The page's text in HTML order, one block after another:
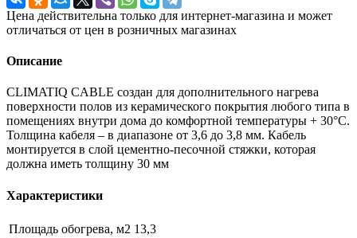
Цена действительна только для интернет-магазина и может
отличаться от цен в розничных магазинах
Описание
CLIMATIQ CABLE создан для дополнительного нагрева
поверхности полов из керамического покрытия любого типа в
помещениях внутри дома до комфортной температуры + 30°С.
Толщина кабеля – в диапазоне от 3,6 до 3,8 мм. Кабель
монтируется в слой цементно-песочной стяжки, которая
должна иметь толщину 30 мм
Характеристики
Площадь обогрева, м2 13,3